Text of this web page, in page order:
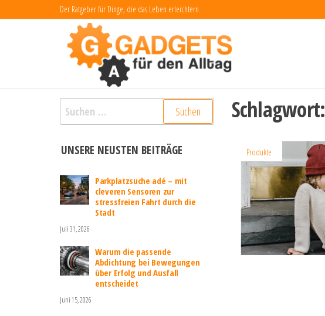
Inhalt
Der Ratgeber für Dinge, die das Leben erleichtern
Schlagwort:
Produkte
Suchen
nach:
UNSERE NEUSTEN BEITRÄGE
Parkplatzsuche adé – mit
cleveren Sensoren zur
stressfreien Fahrt durch die
Stadt
Juli 31, 2026
Warum die passende
Abdichtung bei Bewegungen
über Erfolg und Ausfall
entscheidet
Juni 15, 2026